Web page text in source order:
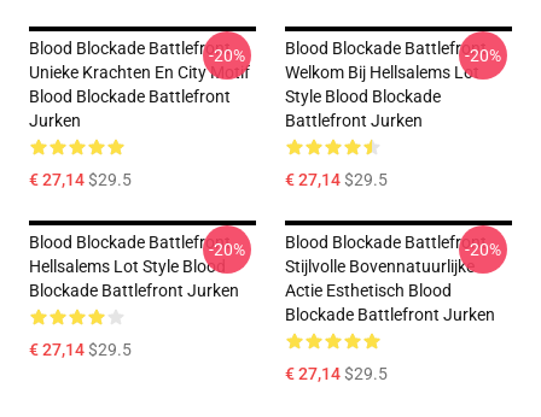
Blood Blockade Battlefront
Unieke Krachten En City Motif
Blood Blockade Battlefront
Jurken
€ 27,14$29.5
-20%
Blood Blockade Battlefront
Welkom Bij Hellsalems Lot
Style Blood Blockade
Battlefront Jurken
€ 27,14$29.5
-20%
Blood Blockade Battlefront
Hellsalems Lot Style Blood
Blockade Battlefront Jurken
€ 27,14$29.5
-20%
Blood Blockade Battlefront
Stijlvolle Bovennatuurlijke
Actie Esthetisch Blood
Blockade Battlefront Jurken
€ 27,14$29.5
-20%